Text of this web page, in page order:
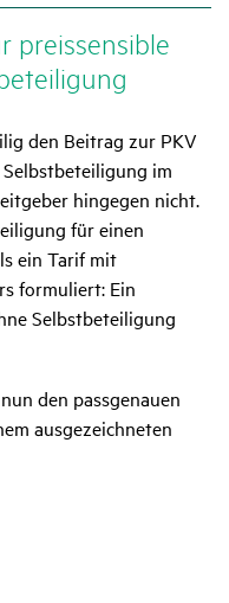
preis­sen­sible
den Beitrag zur PKV
im
hingegen nicht.
für einen
ein Tarif mit
formuliert: Ein
Selbstbeteiligung
den passgenauen
ausgezeichneten